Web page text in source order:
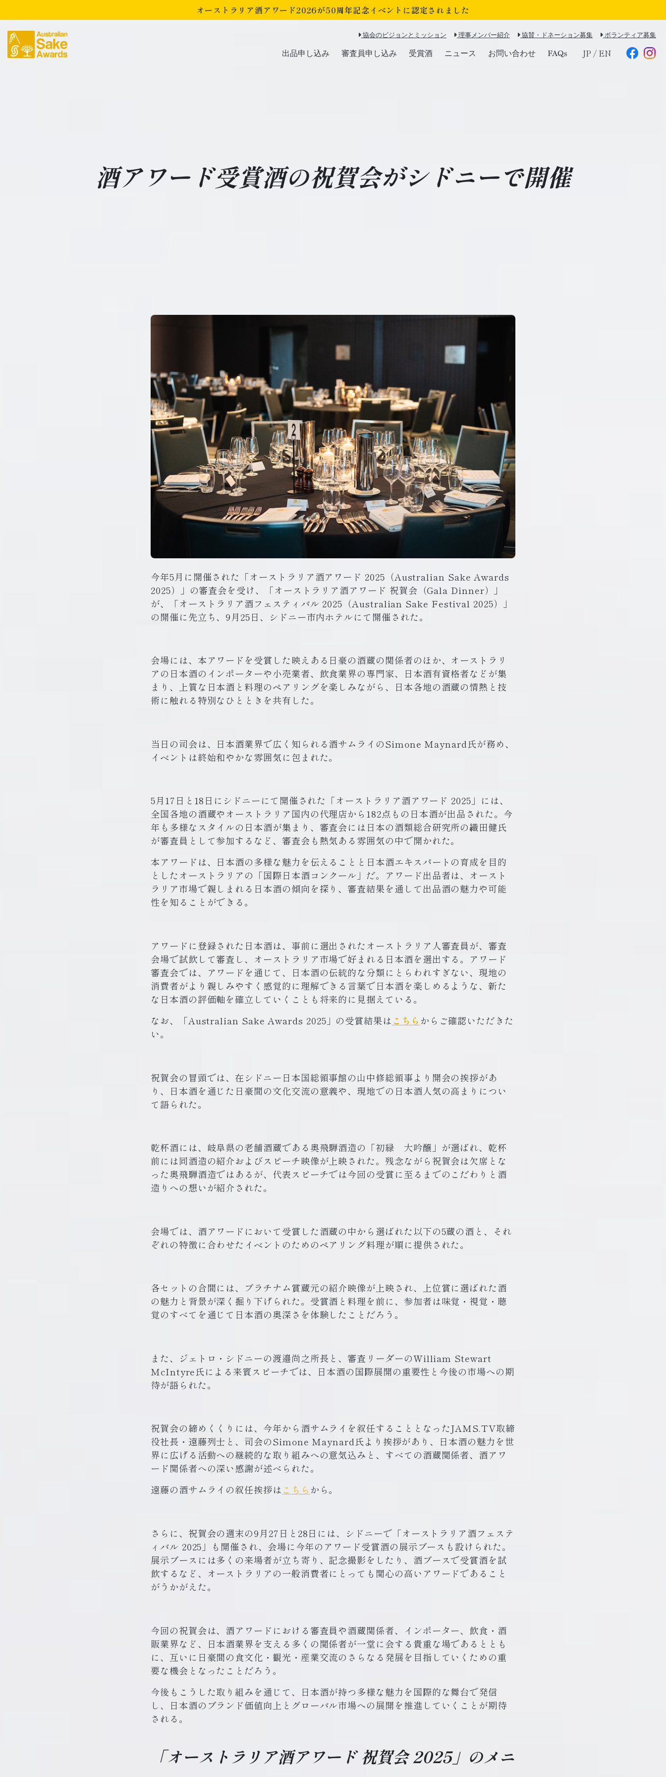
オーストラリア酒アワード2026が50周年記念イベントに認定されました
協会のビジョンとミッション 理事メンバー紹介 協賛・ドネーション募集 ボランティア募集
出品申し込み 審査員申し込み 受賞酒 ニュース お問い合わせ FAQs JP / EN
酒アワード受賞酒の祝賀会がシドニーで開催
今年5月に開催された「オーストラリア酒アワード 2025（Australian Sake Awards
2025）」の審査会を受け、「オーストラリア酒アワード 祝賀会（Gala Dinner）」
が、「オーストラリア酒フェスティバル 2025（Australian Sake Festival 2025）」
の開催に先立ち、9月25日、シドニー市内ホテルにて開催された。
会場には、本アワードを受賞した映えある日豪の酒蔵の関係者のほか、オーストラリ
アの日本酒のインポーターや小売業者、飲食業界の専門家、日本酒有資格者などが集
まり、上質な日本酒と料理のペアリングを楽しみながら、日本各地の酒蔵の情熱と技
術に触れる特別なひとときを共有した。
当日の司会は、日本酒業界で広く知られる酒サムライのSimone Maynard氏が務め、
イベントは終始和やかな雰囲気に包まれた。
5月17日と18日にシドニーにて開催された「オーストラリア酒アワード 2025」には、
全国各地の酒蔵やオーストラリア国内の代理店から182点もの日本酒が出品された。今
年も多様なスタイルの日本酒が集まり、審査会には日本の酒類総合研究所の織田健氏
が審査員として参加するなど、審査会も熱気ある雰囲気の中で開かれた。
本アワードは、日本酒の多様な魅力を伝えることと日本酒エキスパートの育成を目的
としたオーストラリアの「国際日本酒コンクール」だ。アワード出品者は、オースト
ラリア市場で親しまれる日本酒の傾向を探り、審査結果を通して出品酒の魅力や可能
性を知ることができる。
アワードに登録された日本酒は、事前に選出されたオーストラリア人審査員が、審査
会場で試飲して審査し、オーストラリア市場で好まれる日本酒を選出する。アワード
審査会では、アワードを通じて、日本酒の伝統的な分類にとらわれすぎない、現地の
消費者がより親しみやすく感覚的に理解できる言葉で日本酒を楽しめるような、新た
な日本酒の評価軸を確立していくことも将来的に見据えている。
なお、「Australian Sake Awards 2025」の受賞結果は こちらからご確認いただきた
い。
祝賀会の冒頭では、在シドニー日本国総領事館の山中修総領事より開会の挨拶があ
り、日本酒を通じた日豪間の文化交流の意義や、現地での日本酒人気の高まりについ
て語られた。
乾杯酒には、岐阜県の老舗酒蔵である奥飛騨酒造の「初緑 大吟醸」が選ばれ、乾杯
前には同酒造の紹介およびスピーチ映像が上映された。残念ながら祝賀会は欠席とな
った奥飛騨酒造ではあるが、代表スピーチでは今回の受賞に至るまでのこだわりと酒
造りへの想いが紹介された。
会場では、酒アワードにおいて受賞した酒蔵の中から選ばれた以下の5蔵の酒と、それ
ぞれの特徴に合わせたイベントのためのペアリング料理が順に提供された。
各セットの合間には、プラチナム賞蔵元の紹介映像が上映され、上位賞に選ばれた酒
の魅力と背景が深く掘り下げられた。受賞酒と料理を前に、参加者は味覚・視覚・聴
覚のすべてを通じて日本酒の奥深さを体験したことだろう。
また、ジェトロ・シドニーの渡邉尚之所長と、審査リーダーのWilliam Stewart
McIntyre氏による来賓スピーチでは、日本酒の国際展開の重要性と今後の市場への期
待が語られた。
祝賀会の締めくくりには、今年から酒サムライを叙任することとなったJAMS.TV取締
役社長・遠藤列士と、司会のSimone Maynard氏より挨拶があり、日本酒の魅力を世
界に広げる活動への継続的な取り組みへの意気込みと、すべての酒蔵関係者、酒アワ
ード関係者への深い感謝が述べられた。
遠藤の酒サムライの叙任挨拶は こちら から。
さらに、祝賀会の週末の9月27日と28日には、シドニーで「オーストラリア酒フェステ
ィバル 2025」も開催され、会場に今年のアワード受賞酒の展示ブースも設けられた。
展示ブースには多くの来場者が立ち寄り、記念撮影をしたり、酒ブースで受賞酒を試
飲するなど、オーストラリアの一般消費者にとっても関心の高いアワードであること
がうかがえた。
今回の祝賀会は、酒アワードにおける審査員や酒蔵関係者、インポーター、飲食・酒
販業界など、日本酒業界を支える多くの関係者が一堂に会する貴重な場であるととも
に、互いに日豪間の食文化・観光・産業交流のさらなる発展を目指していくための重
要な機会となったことだろう。
今後もこうした取り組みを通じて、日本酒が持つ多様な魅力を国際的な舞台で発信
し、日本酒のブランド価値向上とグローバル市場への展開を推進していくことが期待
される。
「オーストラリア酒アワード 祝賀会 2025」のメニ